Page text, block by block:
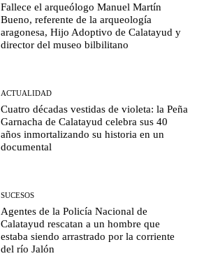
Fallece el arqueólogo Manuel Martín
Bueno, referente de la arqueología
aragonesa, Hijo Adoptivo de Calatayud y
director del museo bilbilitano
ACTUALIDAD
Cuatro décadas vestidas de violeta: la Peña
Garnacha de Calatayud celebra sus 40
años inmortalizando su historia en un
documental
SUCESOS
Agentes de la Policía Nacional de
Calatayud rescatan a un hombre que
estaba siendo arrastrado por la corriente
del río Jalón